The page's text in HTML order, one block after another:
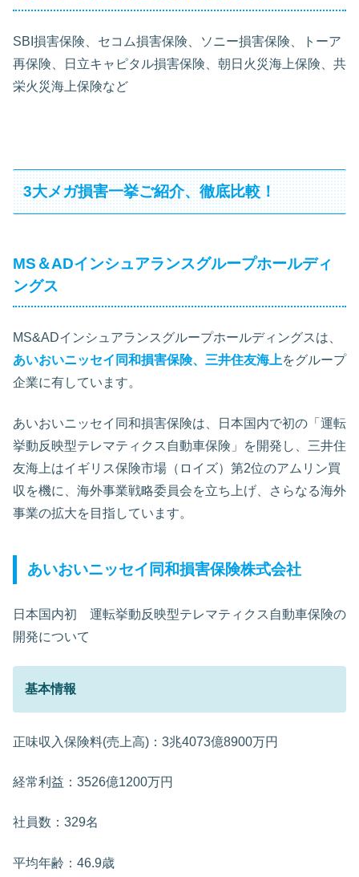
SBI損害保険、セコム損害保険、ソニー損害保険、トーア
再保険、日立キャピタル損害保険、朝日火災海上保険、共
栄火災海上保険など
3大メガ損害一挙ご紹介、徹底比較！
MS＆ADインシュアランスグループホールディ
ングス
MS&ADインシュアランスグループホールディングスは、
あいおいニッセイ同和損害保険、三井住友海上をグループ
企業に有しています。
あいおいニッセイ同和損害保険は、日本国内で初の「運転
挙動反映型テレマティクス自動車保険」を開発し、三井住
友海上はイギリス保険市場（ロイズ）第2位のアムリン買
収を機に、海外事業戦略委員会を立ち上げ、さらなる海外
事業の拡大を目指しています。
あいおいニッセイ同和損害保険株式会社
日本国内初 運転挙動反映型テレマティクス自動車保険の
開発について
基本情報
正味収入保険料(売上高)：3兆4073億8900万円
経常利益：3526億1200万円
社員数：329名
平均年齢：46.9歳